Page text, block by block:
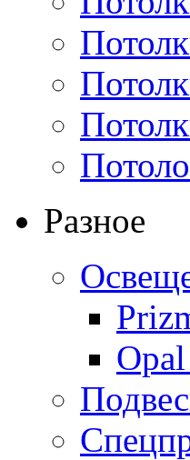
Разное